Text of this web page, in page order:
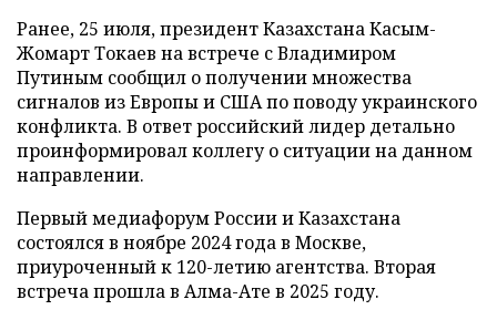
Ранее, 25 июля, президент Казахстана Касым-
Жомарт Токаев на встрече с Владимиром
Путиным сообщил о получении множества
сигналов из Европы и США по поводу украинского
конфликта. В ответ российский лидер детально
проинформировал коллегу о ситуации на данном
направлении.
Первый медиафорум России и Казахстана
состоялся в ноябре 2024 года в Москве,
приуроченный к 120-летию агентства. Вторая
встреча прошла в Алма-Ате в 2025 году.